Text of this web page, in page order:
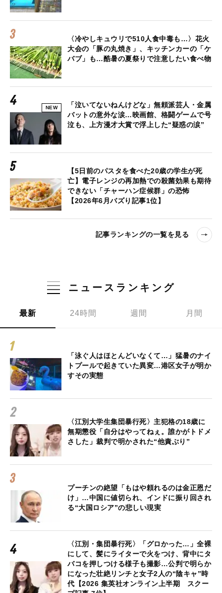
〈冷やしキュウリで510人食中毒も…〉花火
大会の「豚の丸焼き」、キッチンカーの「ケ
バブ」も…酷暑の夏祭りで注意したい食べ物
NEW
「泣いてないねんけどな」無頼派芸人・金属
バットの意外な涙…映画館、格闘ゲームで号
泣も、上方漫才大賞で浮上した“疑惑の涙”
【5日前のパスタを食べた20歳の学生が死
亡】電子レンジの再加熱での殺菌効果も期待
できない「チャーハン症候群」の恐怖
【2026年6月バズり記事1位】
記事ランキングの一覧を見る
ニュースランキング
最新 24時間 週間 月間
「泳ぐ人はほとんどいなくて…」猛暑のナイ
トプールで起きていた異変…港区女子が明か
すその実態
〈江別大学生集団暴行死〉主犯格の18歳に
無期懲役「自分はやってねぇ。誰かがトドメ
さした」裁判で明かされた“他責ぶり”
プーチンの絶望「もはや頼れるのは金正恩だ
け」…中国に値切られ、インドに振り回され
る“大国ロシア”の悲しい現実
〈江別・集団暴行死〉「グロかった…」全裸
にして、髪にライターで火をつけ、背中にタ
バコを押しつける様子も撮影…公判で明らか
になった壮絶リンチと女子2人の“陰キャ”時
代【2026 集英社オンライン上半期 スクー